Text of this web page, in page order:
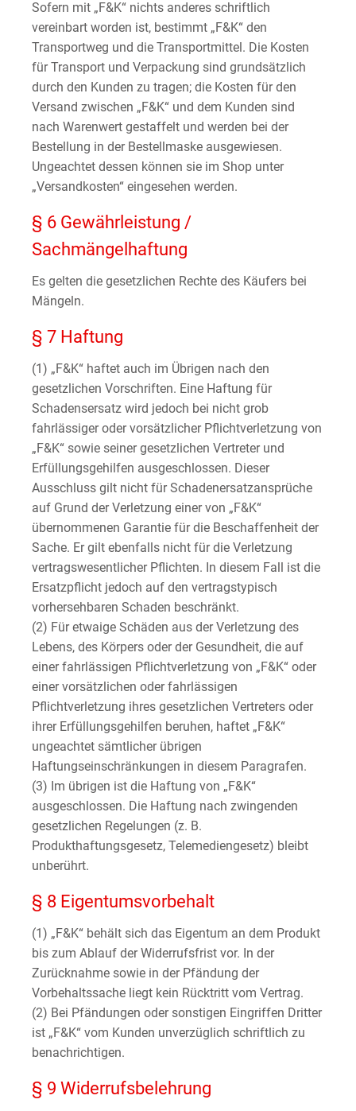
Sofern mit „F&K“ nichts anderes schriftlich
vereinbart worden ist, bestimmt „F&K“ den
Transportweg und die Transportmittel. Die Kosten
für Transport und Verpackung sind grundsätzlich
durch den Kunden zu tragen; die Kosten für den
Versand zwischen „F&K“ und dem Kunden sind
nach Warenwert gestaffelt und werden bei der
Bestellung in der Bestellmaske ausgewiesen.
Ungeachtet dessen können sie im Shop unter
„Versandkosten“ eingesehen werden.
§ 6 Gewährleistung /
Sachmängelhaftung
Es gelten die gesetzlichen Rechte des Käufers bei
Mängeln.
§ 7 Haftung
(1) „F&K“ haftet auch im Übrigen nach den
gesetzlichen Vorschriften. Eine Haftung für
Schadensersatz wird jedoch bei nicht grob
fahrlässiger oder vorsätzlicher Pflichtverletzung von
„F&K“ sowie seiner gesetzlichen Vertreter und
Erfüllungsgehilfen ausgeschlossen. Dieser
Ausschluss gilt nicht für Schadenersatzansprüche
auf Grund der Verletzung einer von „F&K“
übernommenen Garantie für die Beschaffenheit der
Sache. Er gilt ebenfalls nicht für die Verletzung
vertragswesentlicher Pflichten. In diesem Fall ist die
Ersatzpflicht jedoch auf den vertragstypisch
vorhersehbaren Schaden beschränkt.
(2) Für etwaige Schäden aus der Verletzung des
Lebens, des Körpers oder der Gesundheit, die auf
einer fahrlässigen Pflichtverletzung von „F&K“ oder
einer vorsätzlichen oder fahrlässigen
Pflichtverletzung ihres gesetzlichen Vertreters oder
ihrer Erfüllungsgehilfen beruhen, haftet „F&K“
ungeachtet sämtlicher übrigen
Haftungseinschränkungen in diesem Paragrafen.
(3) Im übrigen ist die Haftung von „F&K“
ausgeschlossen. Die Haftung nach zwingenden
gesetzlichen Regelungen (z. B.
Produkthaftungsgesetz, Telemediengesetz) bleibt
unberührt.
§ 8 Eigentumsvorbehalt
(1) „F&K“ behält sich das Eigentum an dem Produkt
bis zum Ablauf der Widerrufsfrist vor. In der
Zurücknahme sowie in der Pfändung der
Vorbehaltssache liegt kein Rücktritt vom Vertrag.
(2) Bei Pfändungen oder sonstigen Eingriffen Dritter
ist „F&K“ vom Kunden unverzüglich schriftlich zu
benachrichtigen.
§ 9 Widerrufsbelehrung